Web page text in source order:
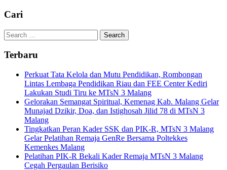
Cari
Search
for:
Terbaru
Perkuat Tata Kelola dan Mutu Pendidikan, Rombongan
Lintas Lembaga Pendidikan Riau dan FEE Center Kediri
Lakukan Studi Tiru ke MTsN 3 Malang
Gelorakan Semangat Spiritual, Kemenag Kab. Malang Gelar
Munajad Dzikir, Doa, dan Istighosah Jilid 78 di MTsN 3
Malang
Tingkatkan Peran Kader SSK dan PIK-R, MTsN 3 Malang
Gelar Pelatihan Remaja GenRe Bersama Poltekkes
Kemenkes Malang
Pelatihan PIK-R Bekali Kader Remaja MTsN 3 Malang
Cegah Pergaulan Berisiko